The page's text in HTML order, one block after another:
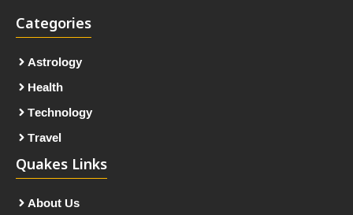
Categories
Astrology
Health
Technology
Travel
Quakes Links
About Us